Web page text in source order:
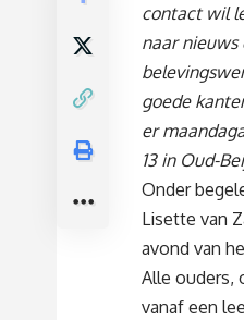
contact wil
naar nieuws
goede
er
13 in Oud-
Onder
Lisette van
avond van
Alle ouders,
vanaf een